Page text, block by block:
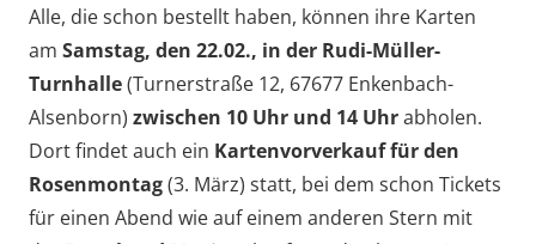
Alle, die schon bestellt haben, können ihre Karten
am Samstag, den 22.02., in der Rudi-Müller-
Turnhalle(Turnerstraße 12, 67677 Enkenbach-
Alsenborn) zwischen 10 Uhr und 14 Uhrabholen.
Dort findet auch ein Kartenvorverkauf für den
Rosenmontag(3. März) statt, bei dem schon Tickets
für einen Abend wie auf einem anderen Stern mit